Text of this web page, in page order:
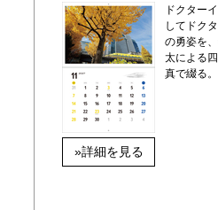
»詳細を見る
ドクター
してドク
の勇姿を
太による
真で綴る。